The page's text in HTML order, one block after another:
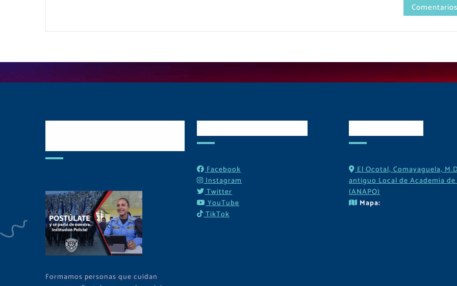
Formamos personas que cuidan
Facebook
Instagram
Twitter
YouTube
TikTok
El Ocotal, Comayaguela,
antiguo Local de Academia
(ANAPO)
Mapa: